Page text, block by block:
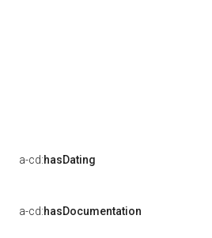
a-cd:hasDating
a-cd:hasDocumentation